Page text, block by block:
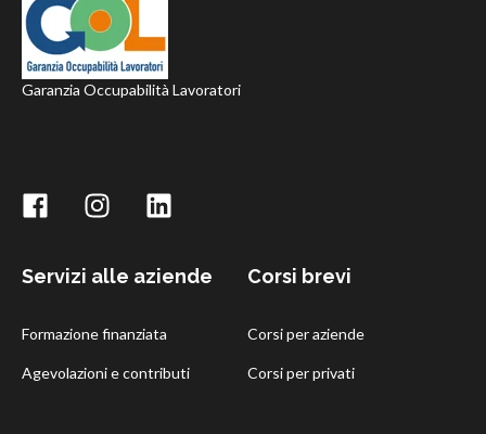
Garanzia Occupabilità Lavoratori
Servizi alle aziende
Formazione finanziata
Agevolazioni e contributi
Corsi brevi
Corsi per aziende
Corsi per privati